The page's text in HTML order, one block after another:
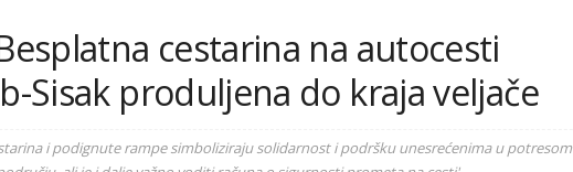
cestarina na autocesti
Sisak produljena do kraja veljače
i podignute rampe simboliziraju solidarnost i podršku unesrećenima u potresom